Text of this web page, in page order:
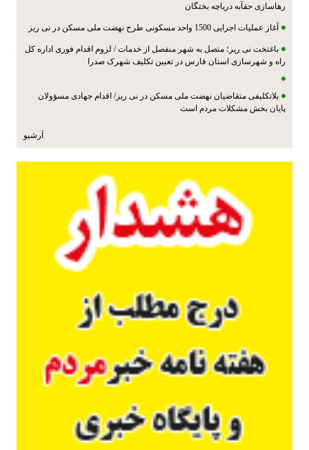
رهاسازی حقآبه دریاچه بختگان
آغاز عملیات اجرایی 1500 واحد مسکونی طرح نهضت ملی مسکن در نی ریز
باغتخت نی ریز؛ متصل به شهر منفصل از خدمات / لزوم اقدام فوری اداره کل
راه و شهرسازی استان فارس در تعیین تکلیف شهرک صدرا
بلاتکلیفی متقاضیان نهضت ملی مسکن در نی ریز/ اقدام جهادی مسؤولان
پایان بخش مشکلات مردم است
آرشیو